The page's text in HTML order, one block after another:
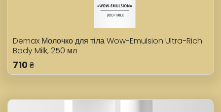
Demax Молочко для тіла Wow-Emulsion Ultra-Rich
Body Milk, 250 мл
710 ₴